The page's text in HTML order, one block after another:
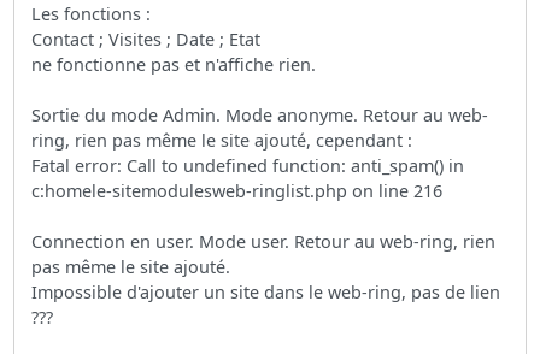
Les fonctions :
Contact ; Visites ; Date ; Etat
ne fonctionne pas et n'affiche rien.
Sortie du mode Admin. Mode anonyme. Retour au web-
ring, rien pas même le site ajouté, cependant :
Fatal error: Call to undefined function: anti_spam() in
c:homele-sitemodulesweb-ringlist.php on line 216
Connection en user. Mode user. Retour au web-ring, rien
pas même le site ajouté.
Impossible d'ajouter un site dans le web-ring, pas de lien
???